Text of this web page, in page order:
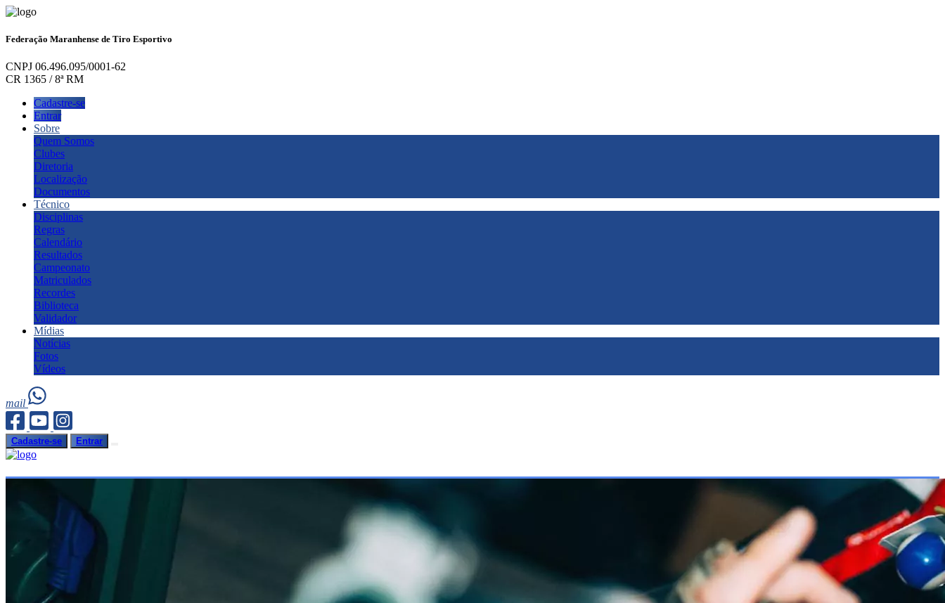
Federação Maranhense de Tiro Esportivo
CNPJ 06.496.095/0001-62
CR 1365 / 8ª RM
Cadastre-se
Entrar
Sobre
Quem Somos
Clubes
Diretoria
Localização
Documentos
Técnico
Disciplinas
Regras
Calendário
Resultados
Campeonato
Matriculados
Recordes
Biblioteca
Validador
Mídias
Notícias
Fotos
Vídeos
mail
Cadastre-se Entrar